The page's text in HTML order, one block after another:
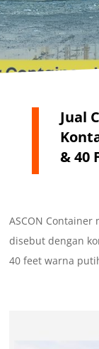
Jual
& 40
ASCON
disebut dengan
40 feet warna